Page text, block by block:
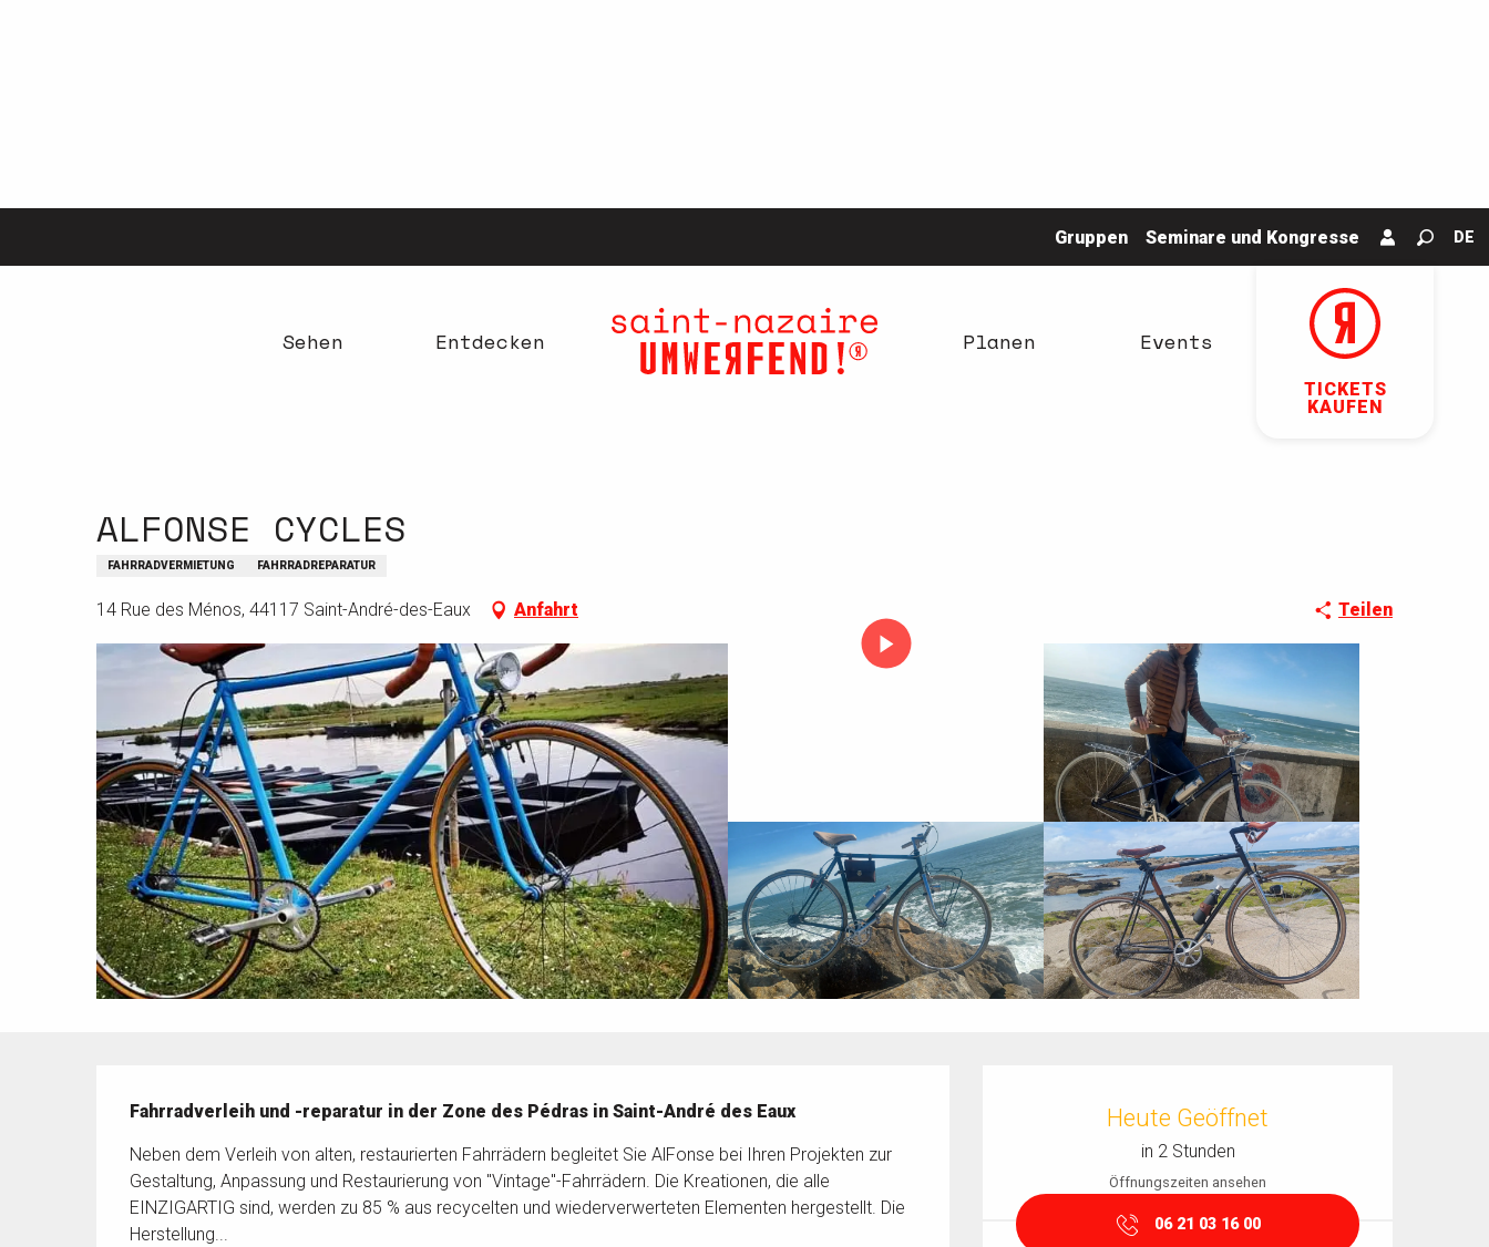
Gruppen Seminare und Kongresse
Suche
DE
TICKETS
KAUFEN
Sehen Entdecken Planen Events
ALFONSE CYCLES
FAHRRADVERMIETUNG FAHRRADREPARATUR
14 Rue des Ménos, 44117 Saint-André-des-Eaux Anfahrt Teilen
Heute Geöffnet
in 2 Stunden
Öffnungszeiten ansehen
06 21 03 16 00
Fahrradverleih und -reparatur in der Zone des Pédras in Saint-André des Eaux
Neben dem Verleih von alten, restaurierten Fahrrädern begleitet Sie AlFonse bei Ihren Projekten zur
Gestaltung, Anpassung und Restaurierung von "Vintage"-Fahrrädern. Die Kreationen, die alle
EINZIGARTIG sind, werden zu 85 % aus recycelten und wiederverwerteten Elementen hergestellt. Die
Herstellung...